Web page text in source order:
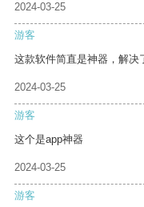
2024-03-25
游客
这款软件简直是神器，解决
2024-03-25
游客
这个是app神器
2024-03-25
游客